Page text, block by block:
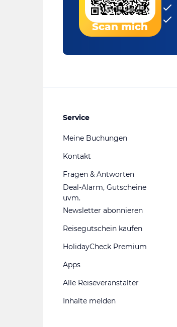
Scan mich
Service
Meine Buchungen
Kontakt
Fragen & Antworten
Deal-Alarm, Gutscheine
uvm.
Newsletter abonnieren
Reisegutschein kaufen
HolidayCheck Premium
Apps
Alle Reiseveranstalter
Inhalte melden